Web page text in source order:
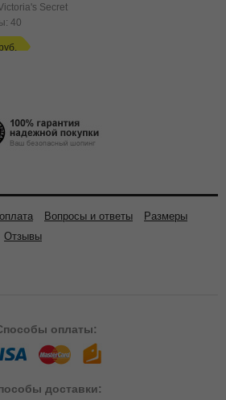
Secret
40
Вопросы и ответы
Размеры
Отзывы
оплаты:
доставки: